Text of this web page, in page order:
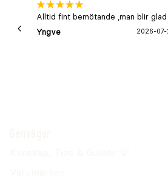
Alltid fint bemötande ,man blir glad .
Yngve
2026-07-